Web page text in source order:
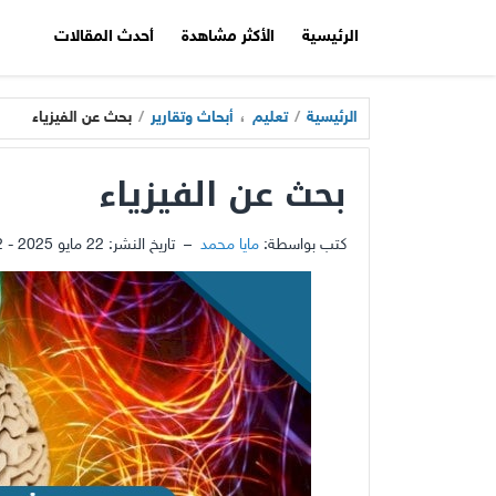
الرئيسية الأكثر مشاهدة أحدث المقالات
الرئيسية / تعليم ، أبحاث وتقارير / بحث عن الفيزياء
بحث عن الفيزياء
كتب بواسطة: مايا محمد – تاريخ النشر: 22 مايو 2025 - 6:02م